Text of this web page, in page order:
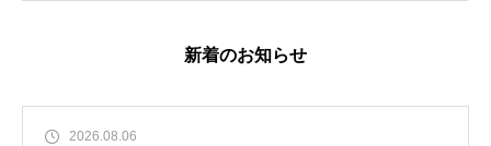
新着のお知らせ
2026.08.06